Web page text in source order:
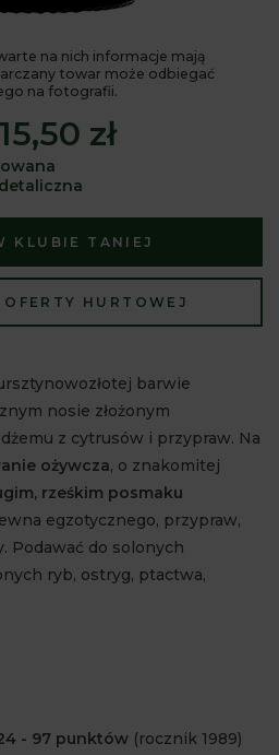
na nich informacje mają
towar może odbiegać
na fotografii.
zł
KLUBIE TANIEJ
HURTOWEJ
barwie
nosie złożonym
z cytrusów i przypraw. Na
ożywcza, o znakomitej
rześkim posmaku
egzotycznego, przypraw,
Podawać do solonych
ryb, ostryg, ptactwa,
- 97 punktów (rocznik 1989)